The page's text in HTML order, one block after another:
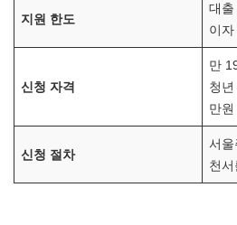
지원 한도
대출
이자
신청 자격
만
청
만
신청 절차
서울
천